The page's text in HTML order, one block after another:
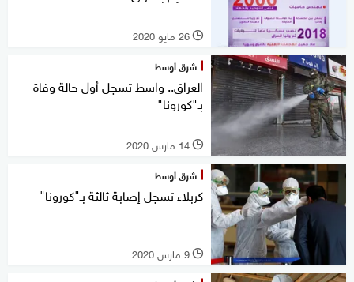
l 26 مايو 2020
شرق أوسط
العراق.. واسط تسجل أول حالة وفاة
بـ"كورونا"
l 14 مارس 2020
شرق أوسط
كربلاء تسجل إصابة ثالثة بـ"كورونا"
l 9 مارس 2020